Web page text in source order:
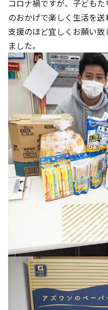
コロナ禍ですが、子ども
のおかげで楽しく生活を
支援のほど宜しくお願い
ました。